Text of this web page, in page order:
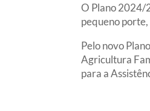
O Plano 2024/
pequeno
Pelo novo
Agricultura
para a